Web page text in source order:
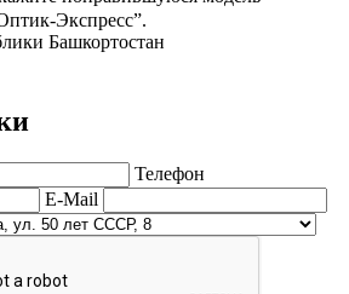
Экспресс”.
Башкортостан
Телефон
E-Mail